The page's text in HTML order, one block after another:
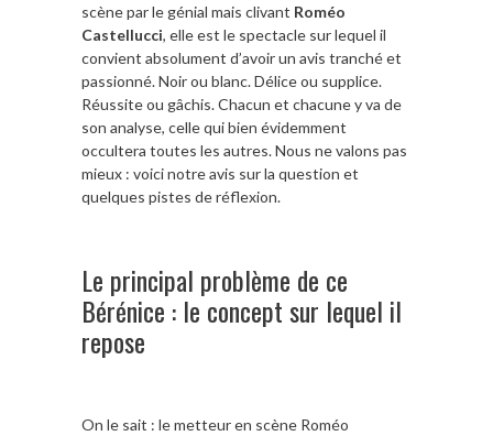
scène par le génial mais clivant Roméo
Castellucci, elle est le spectacle sur lequel il
convient absolument d’avoir un avis tranché et
passionné. Noir ou blanc. Délice ou supplice.
Réussite ou gâchis. Chacun et chacune y va de
son analyse, celle qui bien évidemment
occultera toutes les autres. Nous ne valons pas
mieux : voici notre avis sur la question et
quelques pistes de réflexion.
Le principal problème de ce
Bérénice : le concept sur lequel il
repose
On le sait : le metteur en scène Roméo